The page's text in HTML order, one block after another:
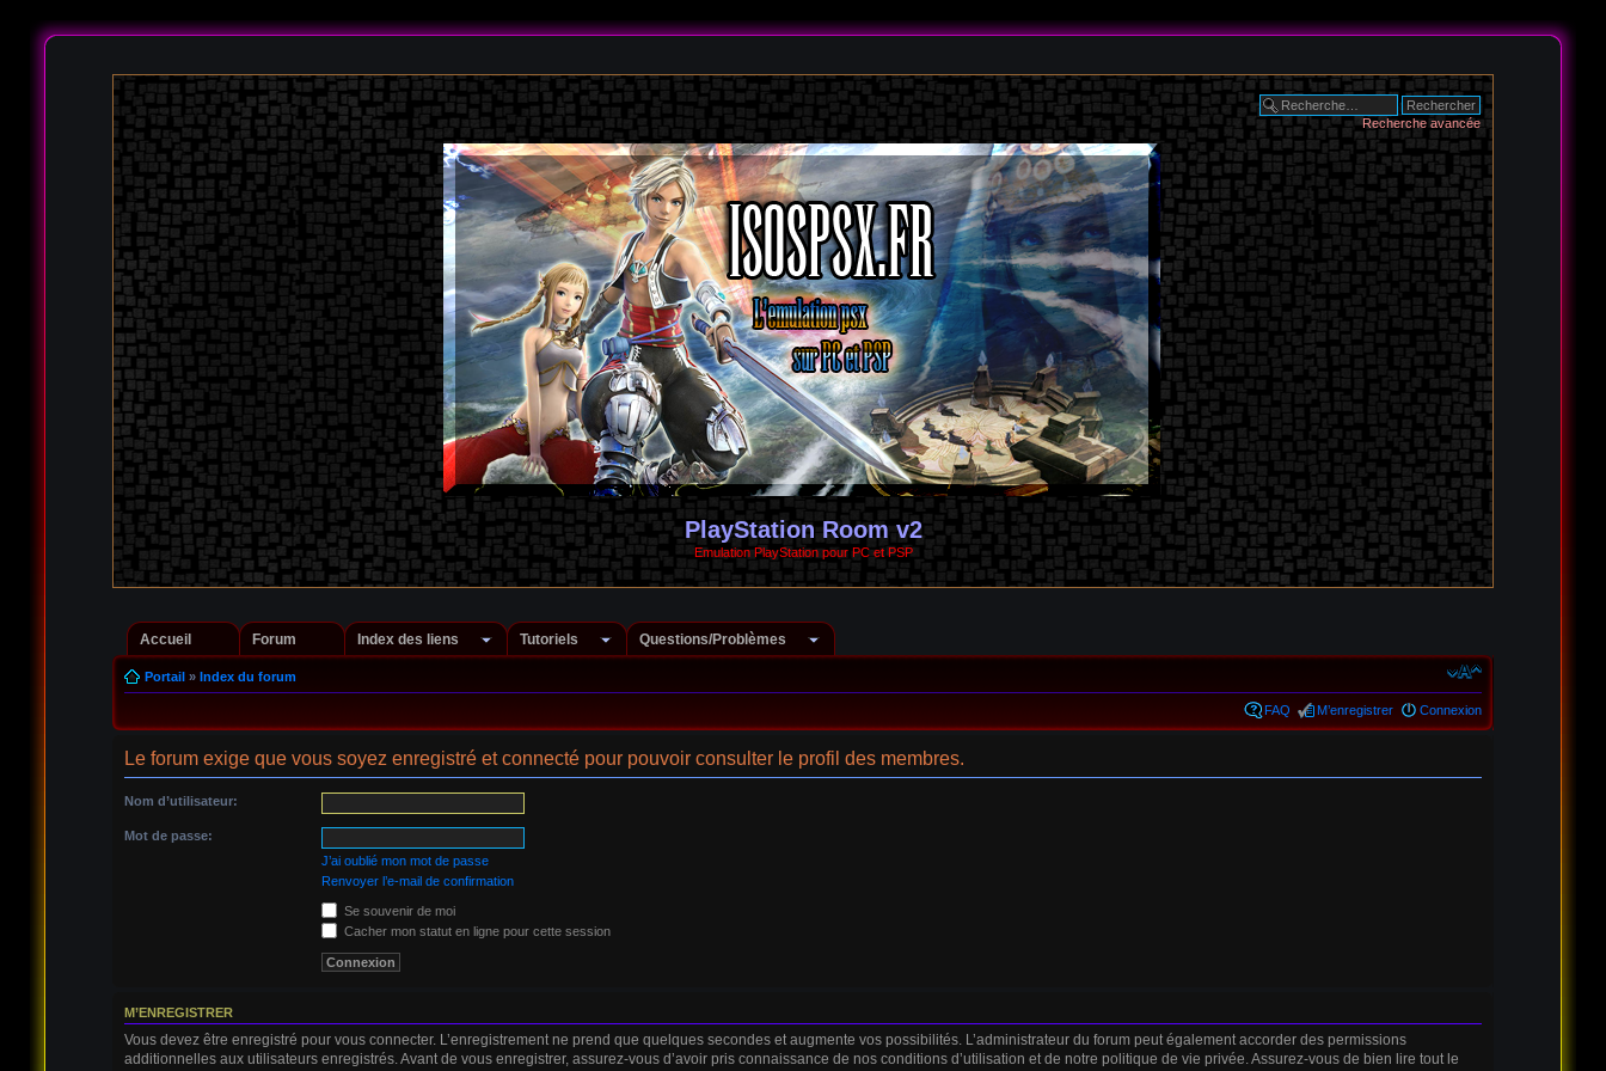
Recherche avancée
PlayStation Room v2
Emulation PlayStation pour PC et PSP
Accueil Forum Index des liens Tutoriels Questions/Problèmes
Portail» Index du forum
FAQ M’enregistrer Connexion
Le forum exige que vous soyez enregistré et connecté pour pouvoir consulter le profil des membres.
Nom d’utilisateur:
Mot de passe:
J’ai oublié mon mot de passe
Renvoyer l’e-mail de confirmation
Se souvenir de moi
Cacher mon statut en ligne pour cette session
M’ENREGISTRER
Vous devez être enregistré pour vous connecter. L’enregistrement ne prend que quelques secondes et augmente vos possibilités. L’administrateur du forum peut également accorder des permissions
additionnelles aux utilisateurs enregistrés. Avant de vous enregistrer, assurez-vous d’avoir pris connaissance de nos conditions d’utilisation et de notre politique de vie privée. Assurez-vous de bien lire tout le